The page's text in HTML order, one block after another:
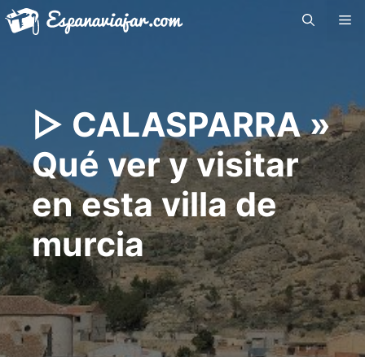
Saltar
▷ CALASPARRA »
Qué ver y visitar
en esta villa de
murcia